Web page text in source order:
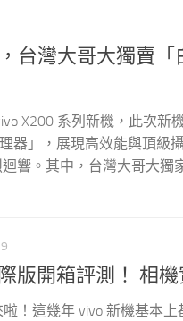
台灣大哥大獨賣
X200 系列新機，此次新
器」，展現高效能與頂級
響。其中，台灣大哥大獨
版開箱評測！ 相
啦！這幾年 vivo 新機基本